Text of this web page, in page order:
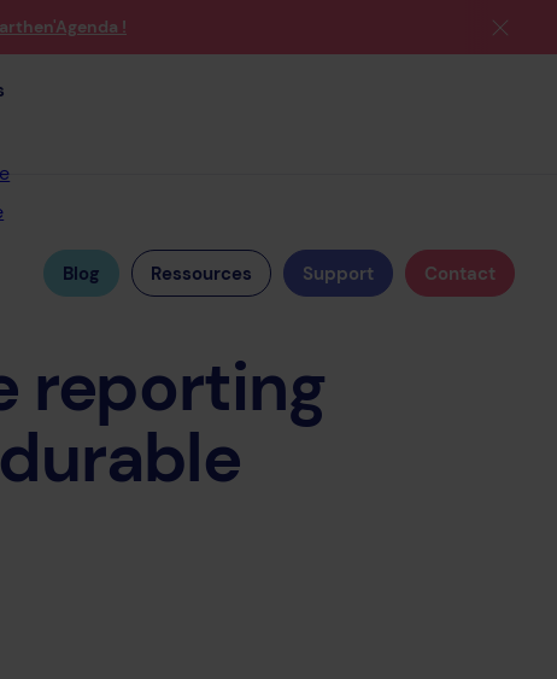
Blog Ressources Support Contact
!
reporting
durable